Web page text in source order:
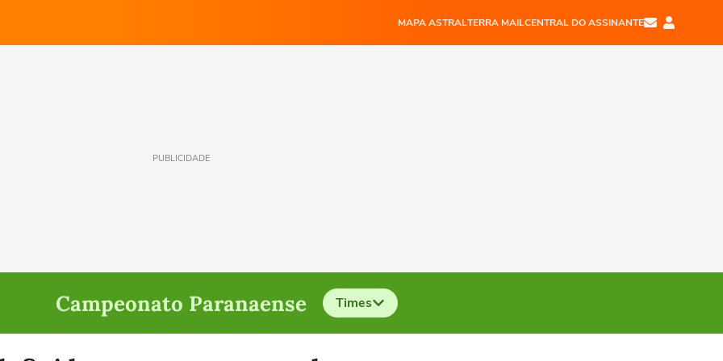
MAPA ASTRALTERRA MAILCENTRAL DO ASSINANTE
PUBLICIDADE
Campeonato Paranaense Times